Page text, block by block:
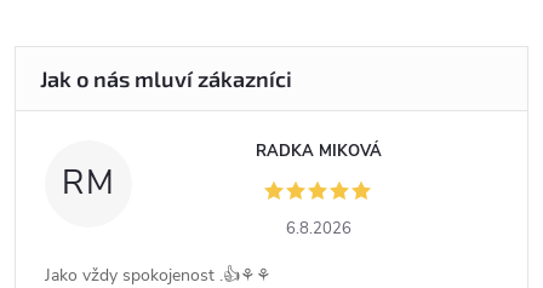
RM
RADKA MIKOVÁ
6.8.2026
Jako vždy spokojenost .👍⚘️⚘️